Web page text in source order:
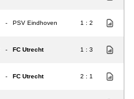
- PSV Eindhoven 1 : 2
- FC Utrecht 1 : 3
- FC Utrecht 2 : 1